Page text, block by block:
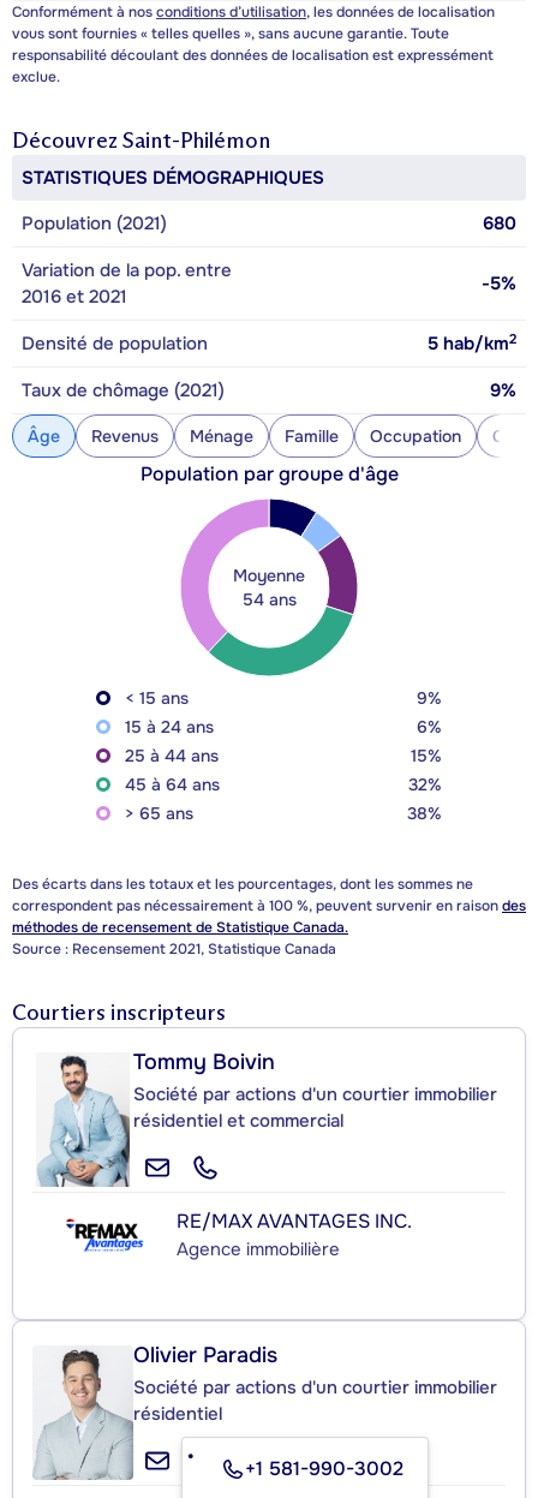
Conformément à nosconditions d’utilisation, les données de localisation
vous sont fournies « telles quelles », sans aucune garantie. Toute
responsabilité découlant des données de localisation est expressément
exclue.
Découvrez Saint-Philémon
STATISTIQUES DÉMOGRAPHIQUES
Population (2021)
680
Variation de la pop. entre
2016 et 2021
-5%
Densité de population 5 hab/km2
Taux de chômage (2021) 9%
Âge Revenus Ménage Famille Occupation
Population par groupe d'âge
Moyenne
54 ans
< 15 ans
9%
15 à 24 ans
6%
25 à 44 ans
15%
45 à 64 ans
32%
> 65 ans
38%
Des écarts dans les totaux et les pourcentages, dont les sommes ne
correspondent pas nécessairement à 100 %, peuvent survenir en raisondes
méthodes de recensement de Statistique Canada.
Source : Recensement 2021, Statistique Canada
Courtiers inscripteurs
Tommy Boivin
Société par actions d'un courtier immobilier
résidentiel et commercial
RE/MAX AVANTAGES INC.
Agence immobilière
Olivier Paradis
Société par actions d'un courtier immobilier
résidentiel
+1 581-990-3002